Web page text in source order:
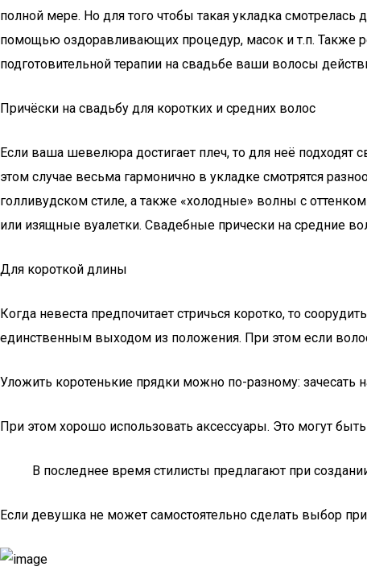
полной мере. Но для того чтобы такая укладка
помощью оздоравливающих процедур, масок и т.п. Также
подготовительной терапии на свадьбе ваши волосы
Причёски на свадьбу для коротких и средних волос
Если ваша шевелюра достигает плеч, то для неё
этом случае весьма гармонично в укладке смотрятся
голливудском стиле, а также «холодные» волны с
или изящные вуалетки. Свадебные прически на средние
Для короткой длины
Когда невеста предпочитает стричься коротко, то
единственным выходом из положения. При этом если
Уложить коротенькие прядки можно по-разному: зачесать
При этом хорошо использовать аксессуары. Это могут
В последнее время стилисты предлагают при
Если девушка не может самостоятельно сделать выбор